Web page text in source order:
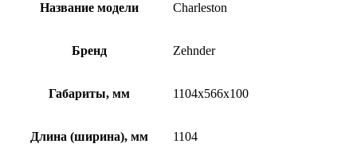
Название модели Charleston
Бренд Zehnder
Габариты, мм 1104x566x100
Длина (ширина), мм 1104